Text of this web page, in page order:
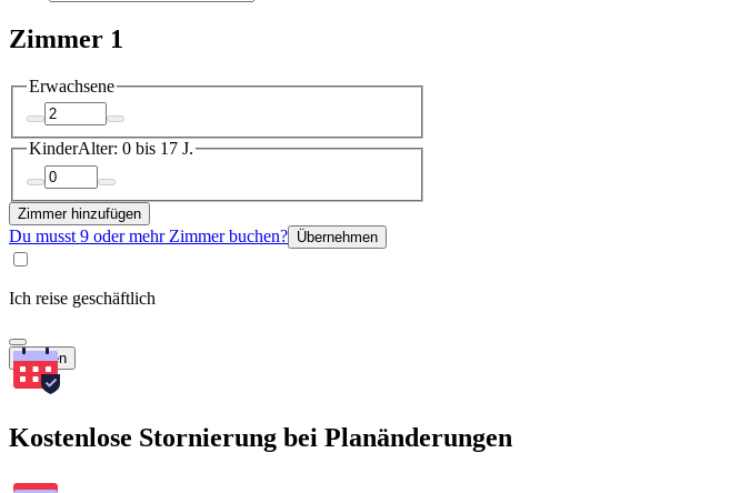
Zimmer 1
Erwachsene
KinderAlter: 0 bis 17 J.
Zimmer hinzufügen
Du musst 9 oder mehr Zimmer buchen? Übernehmen
Ich reise geschäftlich
Suchen
Kostenlose Stornierung bei Planänderungen